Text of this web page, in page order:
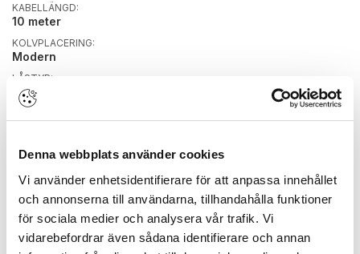
Denna webbplats använder cookies
Vi använder enhetsidentifierare för att anpassa innehållet
och annonserna till användarna, tillhandahålla funktioner
för sociala medier och analysera vår trafik. Vi
vidarebefordrar även sådana identifierare och annan
KABELLÄNGD:
10 meter
KOLVPLACERING:
Modern
LÅSTYP:
Enkelfallås cylinderfall
NÖDUTRYMNING:
Nej
RETURFJÄDER:
Ja
SMALPROFIL/MODUL:
Modul